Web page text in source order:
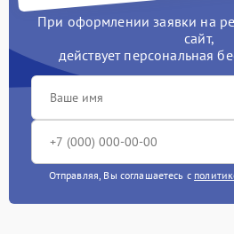
При оформлении заявки на
сайт,
действует персональная
Отправляя, Вы соглашаетесь с